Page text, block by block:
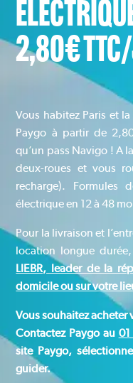
2,80€
Vous habitez Paris et
Paygo à partir de
qu’un pass Navigo ! A
deux-roues et vous
recharge). Formules
électrique en 12 à 48
Pour la livraison et
location longue
LIEBR, leader de la
domicile ou sur votre
Vous souhaitez acheter
Contactez Paygo au
site Paygo,
guider.